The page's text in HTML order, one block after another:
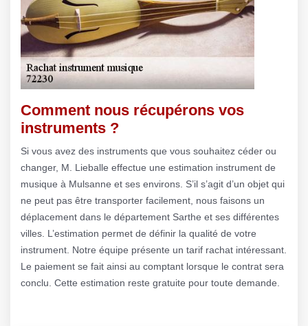
Comment nous récupérons vos
instruments ?
Si vous avez des instruments que vous souhaitez céder ou
changer, M. Lieballe effectue une estimation instrument de
musique à Mulsanne et ses environs. S’il s’agit d’un objet qui
ne peut pas être transporter facilement, nous faisons un
déplacement dans le département Sarthe et ses différentes
villes. L’estimation permet de définir la qualité de votre
instrument. Notre équipe présente un tarif rachat intéressant.
Le paiement se fait ainsi au comptant lorsque le contrat sera
conclu. Cette estimation reste gratuite pour toute demande.